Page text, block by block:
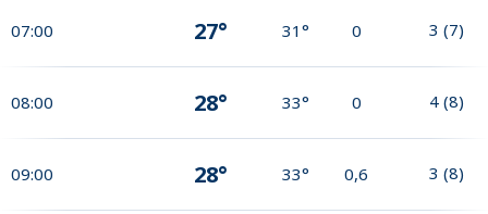
07:00 27° 31° 0 3 (7)
08:00 28° 33° 0 4 (8)
09:00 28° 33° 0,6 3 (8)